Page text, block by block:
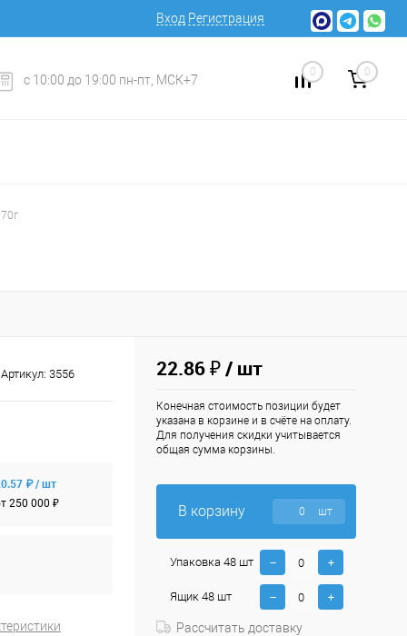
Вход Регистрация
с 10:00 до 19:00 пн-пт, МСК+7
0 0
Артикул: 3556
₽ / шт
250 000 ₽
22.86 ₽/ шт
Конечная стоимость позиции будет
указана в корзине и в счёте на оплату.
Для получения скидки учитывается
общая сумма корзины.
В корзину шт
Упаковка 48 шт
Ящик 48 шт
Рассчитать доставку